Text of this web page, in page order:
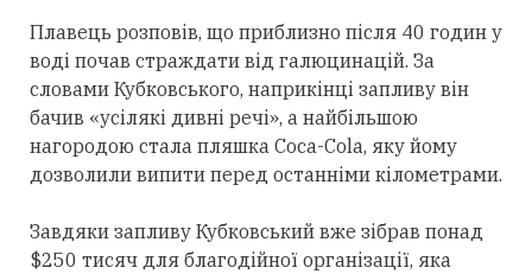
Плавець розповів, що приблизно після 40 годин у
воді почав страждати від галюцинацій. За
словами Кубковського, наприкінці запливу він
бачив «усілякі дивні речі», а найбільшою
нагородою стала пляшка Coca-Cola, яку йому
дозволили випити перед останніми кілометрами.
Завдяки запливу Кубковський вже зібрав понад
$250 тисяч для благодійної організації, яка